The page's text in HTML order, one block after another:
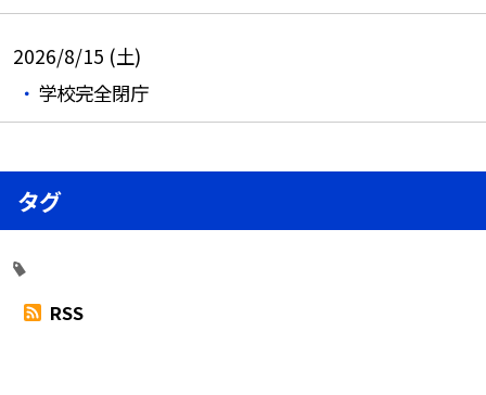
2026/8/15 (土)
学校完全閉庁
タグ
RSS